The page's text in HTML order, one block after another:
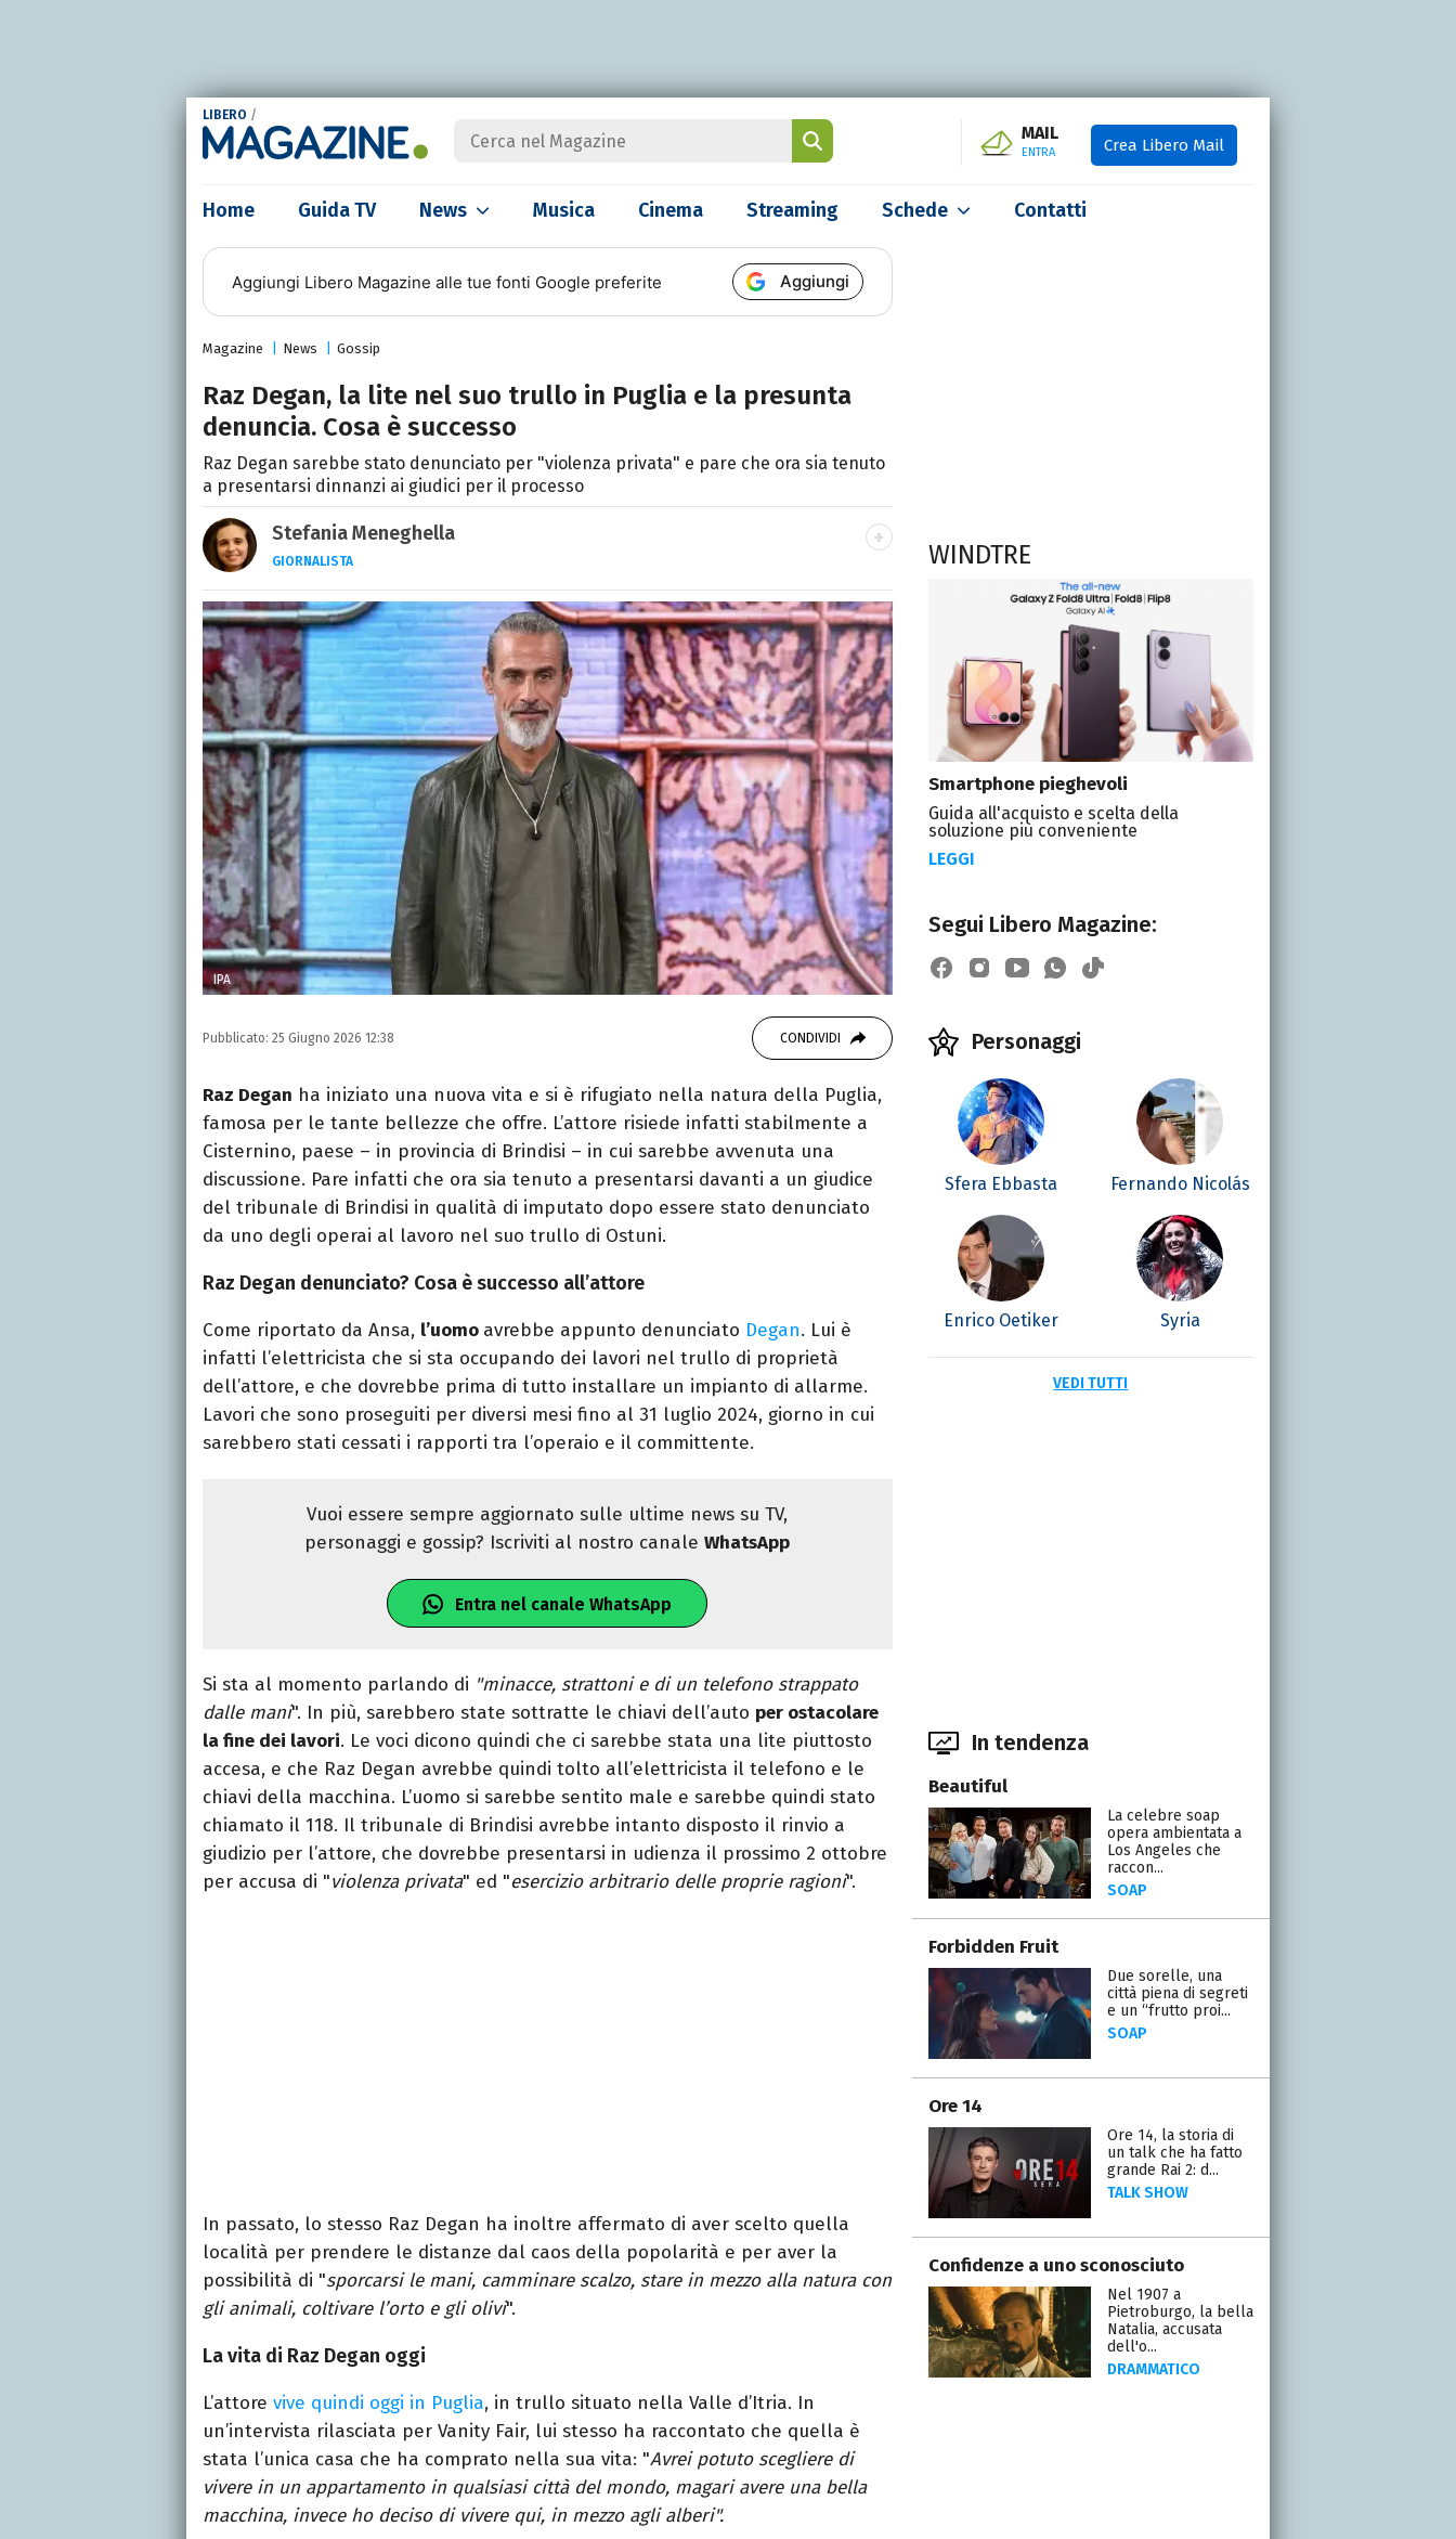
LIBERO /
MAIL
ENTRA Crea Libero Mail
Home Guida TV News Musica Cinema Streaming Schede Contatti
Aggiungi Libero Magazine alle tue fonti Google preferite Aggiungi
Magazine News Gossip
Raz Degan, la lite nel suo trullo in Puglia e la presunta
denuncia. Cosa è successo
Raz Degan sarebbe stato denunciato per "violenza privata" e pare che ora sia tenuto
a presentarsi dinnanzi ai giudici per il processo
Stefania Meneghella
GIORNALISTA
Giornalista pubblicista, scrittrice e critica d’arte, sono autrice di
quattro romanzi e fondatrice di Kosmo Magazine
IPA
Pubblicato: 25 Giugno 2026 12:38 CONDIVIDI
Raz Degan ha iniziato una nuova vita e si è rifugiato nella natura della Puglia,
famosa per le tante bellezze che offre. L’attore risiede infatti stabilmente a
Cisternino, paese – in provincia di Brindisi – in cui sarebbe avvenuta una
discussione. Pare infatti che ora sia tenuto a presentarsi davanti a un giudice
del tribunale di Brindisi in qualità di imputato dopo essere stato denunciato
da uno degli operai al lavoro nel suo trullo di Ostuni.
Raz Degan denunciato? Cosa è successo all’attore
Come riportato da Ansa, l’uomo avrebbe appunto denunciato Degan. Lui è
infatti l’elettricista che si sta occupando dei lavori nel trullo di proprietà
dell’attore, e che dovrebbe prima di tutto installare un impianto di allarme.
Lavori che sono proseguiti per diversi mesi fino al 31 luglio 2024, giorno in cui
sarebbero stati cessati i rapporti tra l’operaio e il committente.
Vuoi essere sempre aggiornato sulle ultime news su TV,
personaggi e gossip? Iscriviti al nostro canaleWhatsApp
Entra nel canale WhatsApp
Si sta al momento parlando di "minacce, strattoni e di un telefono strappato
dalle mani". In più, sarebbero state sottratte le chiavi dell’auto per ostacolare
la fine dei lavori. Le voci dicono quindi che ci sarebbe stata una lite piuttosto
accesa, e che Raz Degan avrebbe quindi tolto all’elettricista il telefono e le
chiavi della macchina. L’uomo si sarebbe sentito male e sarebbe quindi stato
chiamato il 118. Il tribunale di Brindisi avrebbe intanto disposto il rinvio a
giudizio per l’attore, che dovrebbe presentarsi in udienza il prossimo 2 ottobre
per accusa di "violenza privata" ed "esercizio arbitrario delle proprie ragioni".
In passato, lo stesso Raz Degan ha inoltre affermato di aver scelto quella
località per prendere le distanze dal caos della popolarità e per aver la
possibilità di "sporcarsi le mani, camminare scalzo, stare in mezzo alla natura con
gli animali, coltivare l’orto e gli olivi".
La vita di Raz Degan oggi
L’attore vive quindi oggi in Puglia, in trullo situato nella Valle d’Itria. In
un’intervista rilasciata per Vanity Fair, lui stesso ha raccontato che quella è
stata l’unica casa che ha comprato nella sua vita: "Avrei potuto scegliere di
vivere in un appartamento in qualsiasi città del mondo, magari avere una bella
macchina, invece ho deciso di vivere qui, in mezzo agli alberi".
WINDTRE
Smartphone pieghevoli
Guida all'acquisto e scelta della
soluzione più conveniente
LEGGI
Segui Libero Magazine:
Personaggi
Sfera Ebbasta Fernando Nicolás
Enrico Oetiker Syria
VEDI TUTTI
In tendenza
Beautiful
La celebre soap
opera ambientata a
Los Angeles che
raccon...
SOAP
Forbidden Fruit
Due sorelle, una
città piena di segreti
e un “frutto proi...
SOAP
Ore 14
Ore 14, la storia di
un talk che ha fatto
grande Rai 2: d...
TALK SHOW
Confidenze a uno sconosciuto
Nel 1907 a
Pietroburgo, la bella
Natalia, accusata
dell'o...
DRAMMATICO